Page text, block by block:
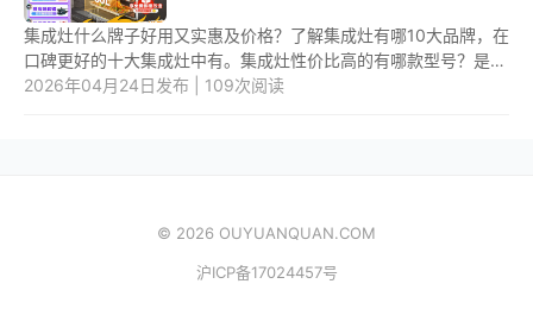
集成灶什么牌子好用又实惠及价格？了解集成灶有哪10大品牌，在
口碑更好的十大集成灶中有。集成灶性价比高的有哪款型号？是价
格低、实用的型号。 1.集成灶什么牌子好用又实惠及价格？ 1.1.
2026年04月24日发布 | 109次阅读
© 2026 OUYUANQUAN.COM
沪ICP备17024457号